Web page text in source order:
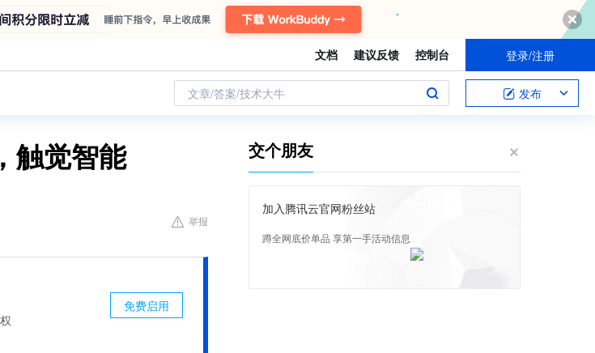
文档 建议反馈 控制台 登录/注册
文章/答案/技术大牛 发布
触觉智能
举报
免费启用
交个朋友
加入腾讯云官网粉丝站
蹲全网底价单品 享第一手活动信息